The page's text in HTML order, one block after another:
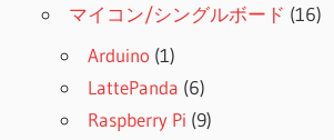
マイコン/シングルボード (16)
Arduino (1)
LattePanda (6)
Raspberry Pi (9)